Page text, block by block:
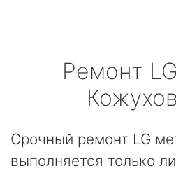
Ремонт LG
Срочный ремонт LG
выполняется только